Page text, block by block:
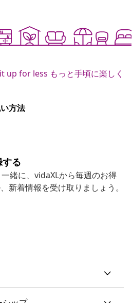
up for less もっと手頃に楽しく
方法
る
緒に、vidaXLから毎週のお得
新着情報を受け取りましょう。